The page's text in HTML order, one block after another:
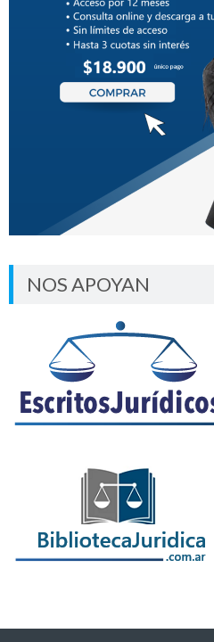
NOS APOYAN